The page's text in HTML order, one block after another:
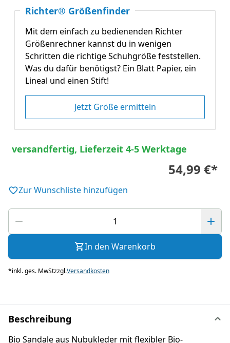
Richter® Größenfinder
Mit dem einfach zu bedienenden Richter
Größenrechner kannst du in wenigen
Schritten die richtige Schuhgröße feststellen.
Was du dafür benötigst? Ein Blatt Papier, ein
Lineal und einen Stift!
Jetzt Größe ermitteln
versandfertig, Lieferzeit 4-5 Werktage
54,99 €*
Zur Wunschliste hinzufügen
In den Warenkorb
*inkl. ges. MwStzzgl.Versandkosten
Beschreibung
Bio Sandale aus Nubukleder mit flexibler Bio-